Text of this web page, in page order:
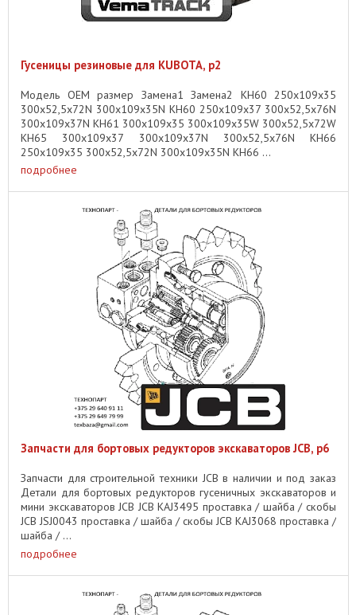
Гусеницы резиновые для KUBOTA, p2
Модель OEM размер Замена1 Замена2 KH60 250x109x35
300x52,5x72N 300x109x35N KH60 250x109x37 300x52,5x76N
300x109x37N KH61 300x109x35 300x109x35W 300x52,5x72W
KH65 300x109x37 300x109x37N 300x52,5x76N KH66
250x109x35 300x52,5x72N 300x109x35N KH66 ...
подробнее
Запчасти для бортовых редукторов экскаваторов JCB, p6
Запчасти для строительной техники JCB в наличии и под заказ
Детали для бортовых редукторов гусеничных экскаваторов и
мини экскаваторов JCB JCB KAJ3495 проставка / шайба / скобы
JCB JSJ0043 проставка / шайба / скобы JCB KAJ3068 проставка /
шайба / ...
подробнее